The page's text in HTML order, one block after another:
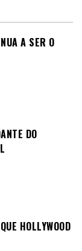
A SER O
DO
HOLLYWOOD